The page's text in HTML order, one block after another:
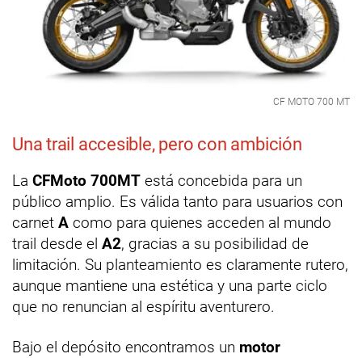
CF MOTO 700 MT
Una trail accesible, pero con ambición
La CFMoto 700MT está concebida para un
público amplio. Es válida tanto para usuarios con
carnet A como para quienes acceden al mundo
trail desde el A2, gracias a su posibilidad de
limitación. Su planteamiento es claramente rutero,
aunque mantiene una estética y una parte ciclo
que no renuncian al espíritu aventurero.
Bajo el depósito encontramos un motor